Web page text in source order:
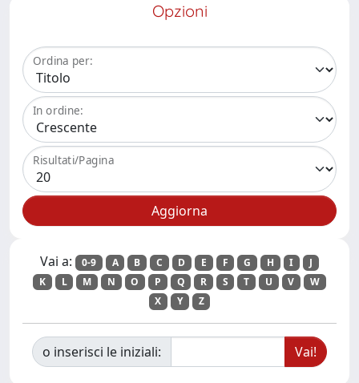
Opzioni
Ordina per:
In ordine:
Risultati/Pagina
Vai a: 0-9 A B C D E F G H I
J
K
L M N O P Q R S T U V
W
X
Y Z
o inserisci le iniziali: